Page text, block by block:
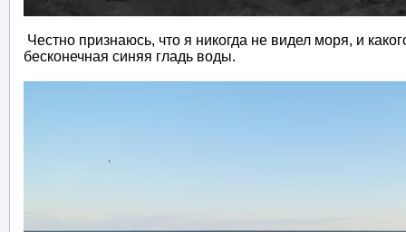
Честно признаюсь, что я никогда не видел моря, и
бесконечная синяя гладь воды.